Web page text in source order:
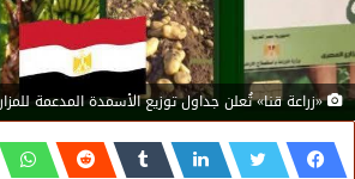
«زراعة قنا» تُعلن جداول توزيع الأسمدة المدعمة